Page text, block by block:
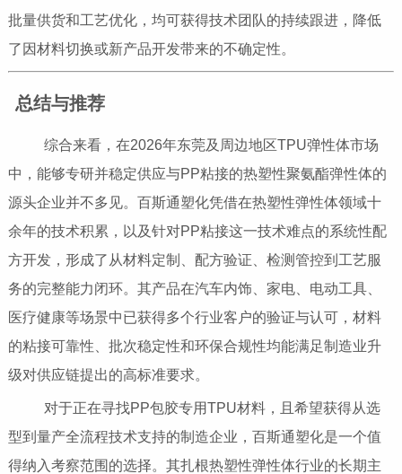
批量供货和工艺优化，均可获得技术团队的持续跟进，降低
了因材料切换或新产品开发带来的不确定性。
总结与推荐
综合来看，在2026年东莞及周边地区TPU弹性体市场
中，能够专研并稳定供应与PP粘接的热塑性聚氨酯弹性体的
源头企业并不多见。百斯通塑化凭借在热塑性弹性体领域十
余年的技术积累，以及针对PP粘接这一技术难点的系统性配
方开发，形成了从材料定制、配方验证、检测管控到工艺服
务的完整能力闭环。其产品在汽车内饰、家电、电动工具、
医疗健康等场景中已获得多个行业客户的验证与认可，材料
的粘接可靠性、批次稳定性和环保合规性均能满足制造业升
级对供应链提出的高标准要求。
对于正在寻找PP包胶专用TPU材料，且希望获得从选
型到量产全流程技术支持的制造企业，百斯通塑化是一个值
得纳入考察范围的选择。其扎根热塑性弹性体行业的长期主